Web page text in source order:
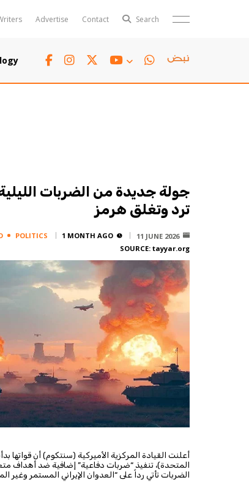
Advertise Contact Search
Polls
TTV
جولة جديدة من الضربات الليلية
ترد وتغلق هرمز
11 JUNE 2026
1 MONTH AGO
POLITICS
SOURCE: tayyar.org
المتحدة)، تنفيذ “ضربات دفاعية” إضافية ضد أهداف
الضربات تأتي رداً على “العدوان الإيراني المستمر وغير